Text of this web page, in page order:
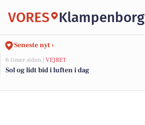
VORES Klampenborg
Seneste nyt ›
6 timer siden | VEJRET
Sol og lidt bid i luften i dag